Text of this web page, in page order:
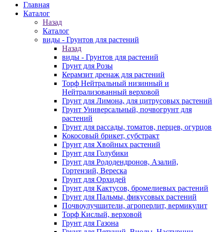
Главная
Каталог
Назад
Каталог
виды - Грунтов для растений
Назад
виды - Грунтов для растений
Грунт для Розы
Керамзит дренаж для растений
Торф Нейтральный низинный и
Нейтрализованный верховой
Грунт для Лимона, для цитрусовых растений
Грунт Универсальный, почвогрунт для
растений
Грунт для рассады, томатов, перцев, огурцов
Кокосовый брикет, субстракт
Грунт для Хвойных растений
Грунт для Голубики
Грунт для Рододендронов, Азалий,
Гортензий, Вереска
Грунт для Орхидей
Грунт для Кактусов, бромелиевых растений
Грунт для Пальмы, фикусовых растений
Почвоулучшители, агроперлит, вермикулит
Торф Кислый, верховой
Грунт для Газона